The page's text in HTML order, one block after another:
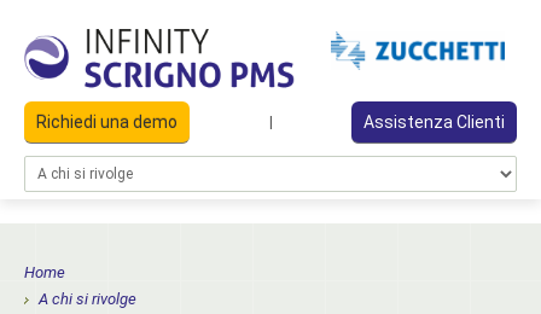
Richiedi una demo | Assistenza Clienti
Home
A chi si rivolge